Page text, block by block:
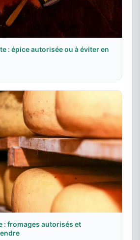
: épice autorisée ou à éviter en
: fromages autorisés et